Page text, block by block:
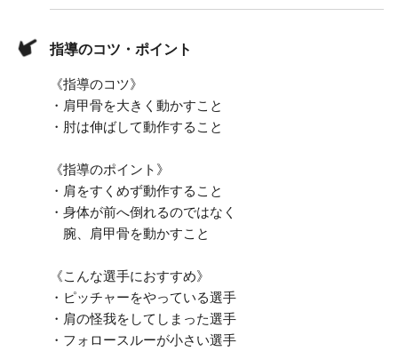
指導のコツ・ポイント
《指導のコツ》
・肩甲骨を大きく動かすこと
・肘は伸ばして動作すること
《指導のポイント》
・肩をすくめず動作すること
・身体が前へ倒れるのではなく
腕、肩甲骨を動かすこと
《こんな選手におすすめ》
・ピッチャーをやっている選手
・肩の怪我をしてしまった選手
・フォロースルーが小さい選手